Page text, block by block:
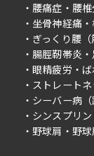
腰痛症
腰
坐骨神経痛
ぎっくり腰（
腸脛靭帯炎
眼精疲労
ストレートネ
シーバー病（
シンスプリン
野球肩
野